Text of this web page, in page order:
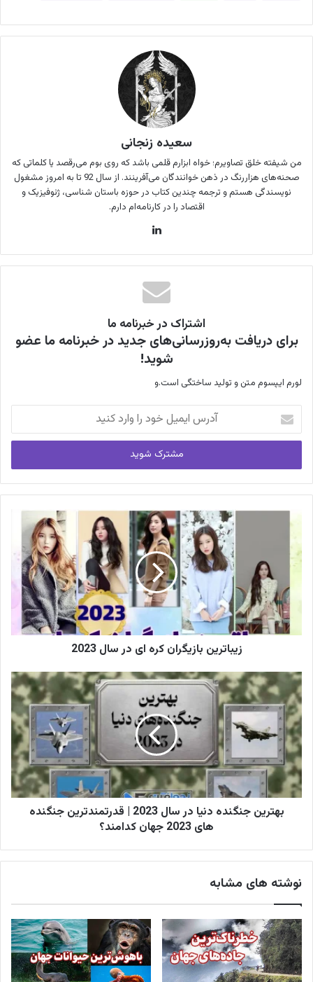
سعیده زنجانی
من شیفته خلق تصاویرم؛ خواه ابزارم قلمی باشد که روی بوم می‌رقصد یا کلماتی که
صحنه‌های هزاررنگ در ذهن خوانندگان می‌آفرینند. از سال 92 تا به امروز مشغول
نویسندگی هستم و ترجمه چندین کتاب در حوزه باستان شناسی، ژئوفیزیک و
اقتصاد را در کارنامه‌ام دارم.
اشتراک در خبرنامه ما
برای دریافت به‌روزرسانی‌های جدید در خبرنامه ما عضو
شوید!
لورم ایپسوم متن و تولید ساختگی است.و
آدرس
ایمیل
خود
وارد
کنید
زیباترین بازیگران کره ای در سال 2023
بهترین جنگنده دنیا در سال 2023 | قدرتمندترین جنگنده
های 2023 جهان کدامند؟
نوشته های مشابه